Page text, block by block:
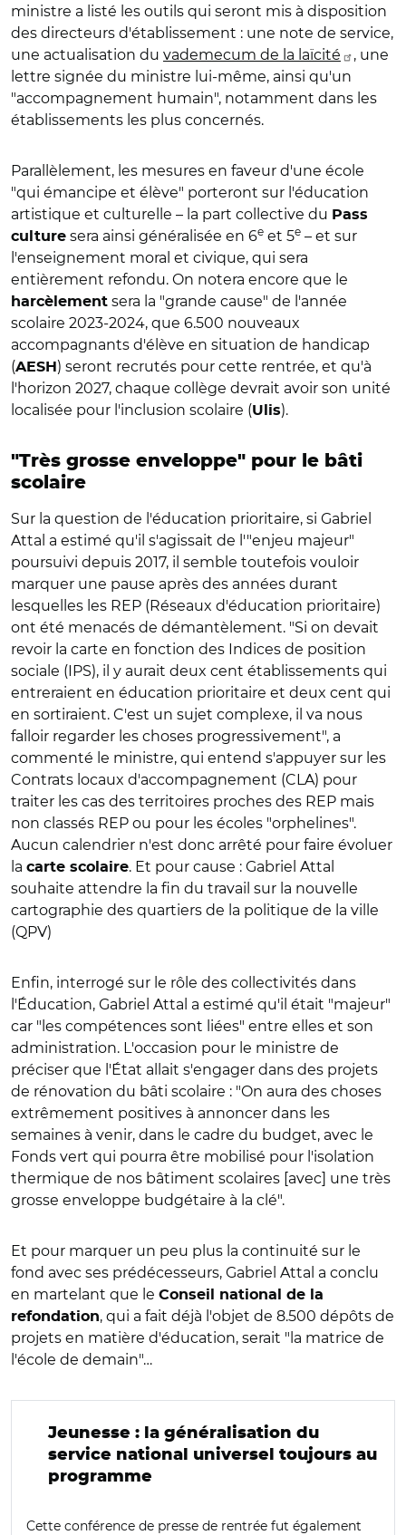
ministre a listé les outils qui seront mis à disposition
des directeurs d'établissement : une note de service,
une actualisation du vademecum de la laïcité
, une
lettre signée du ministre lui-même, ainsi qu'un
"accompagnement humain", notamment dans les
établissements les plus concernés.
Parallèlement, les mesures en faveur d'une école
"qui émancipe et élève" porteront sur l'éducation
artistique et culturelle – la part collective du Pass
culture sera ainsi généralisée en 6e et 5e – et sur
l'enseignement moral et civique, qui sera
entièrement refondu. On notera encore que le
harcèlement sera la "grande cause" de l'année
scolaire 2023-2024, que 6.500 nouveaux
accompagnants d'élève en situation de handicap
(AESH ) seront recrutés pour cette rentrée, et qu'à
l'horizon 2027, chaque collège devrait avoir son unité
localisée pour l'inclusion scolaire (Ulis).
"Très grosse enveloppe" pour le bâti
scolaire
Sur la question de l'éducation prioritaire, si Gabriel
Attal a estimé qu'il s'agissait de l'"enjeu majeur"
poursuivi depuis 2017, il semble toutefois vouloir
marquer une pause après des années durant
lesquelles les REP (Réseaux d'éducation prioritaire)
ont été menacés de démantèlement. "Si on devait
revoir la carte en fonction des Indices de position
sociale (IPS), il y aurait deux cent établissements qui
entreraient en éducation prioritaire et deux cent qui
en sortiraient. C'est un sujet complexe, il va nous
falloir regarder les choses progressivement", a
commenté le ministre, qui entend s'appuyer sur les
Contrats locaux d'accompagnement (CLA) pour
traiter les cas des territoires proches des REP mais
non classés REP ou pour les écoles "orphelines".
Aucun calendrier n'est donc arrêté pour faire évoluer
la carte scolaire. Et pour cause : Gabriel Attal
souhaite attendre la fin du travail sur la nouvelle
cartographie des quartiers de la politique de la ville
(QPV)
Enfin, interrogé sur le rôle des collectivités dans
l'Éducation, Gabriel Attal a estimé qu'il était "majeur"
car "les compétences sont liées" entre elles et son
administration. L'occasion pour le ministre de
préciser que l'État allait s'engager dans des projets
de rénovation du bâti scolaire : "On aura des choses
extrêmement positives à annoncer dans les
semaines à venir, dans le cadre du budget, avec le
Fonds vert qui pourra être mobilisé pour l'isolation
thermique de nos bâtiment scolaires [avec] une très
grosse enveloppe budgétaire à la clé".
Et pour marquer un peu plus la continuité sur le
fond avec ses prédécesseurs, Gabriel Attal a conclu
en martelant que le Conseil national de la
refondation, qui a fait déjà l'objet de 8.500 dépôts de
projets en matière d'éducation, serait "la matrice de
l'école de demain"…
Jeunesse : la généralisation du
service national universel toujours au
programme
Cette conférence de presse de rentrée fut également